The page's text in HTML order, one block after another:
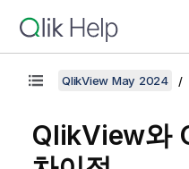
QlikView May 2024
QlikView와